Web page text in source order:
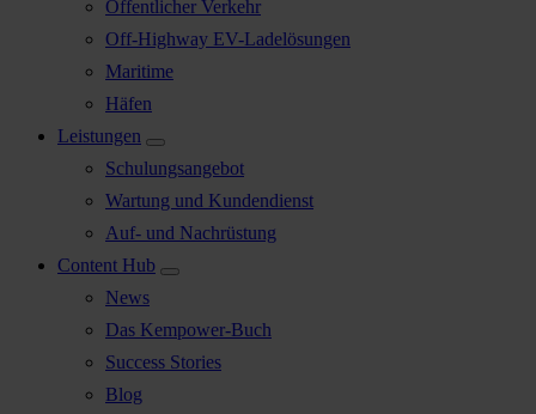
Öffentlicher Verkehr
Off-Highway EV-Ladelösungen
Maritime
Häfen
Leistungen
Schulungsangebot
Wartung und Kundendienst
Auf- und Nachrüstung
Content Hub
News
Das Kempower-Buch
Success Stories
Blog